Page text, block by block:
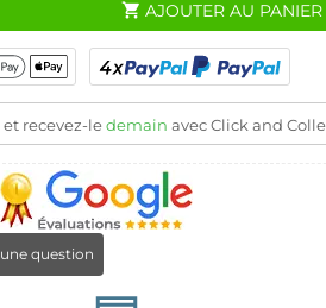
shopping_cart AJOUTER AU PANIER
et recevez-ledemain avec Click and
question